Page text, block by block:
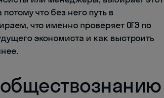
что без него путь в
что именно проверяет ОГЭ по
экономиста и как выстроить
обществознанию